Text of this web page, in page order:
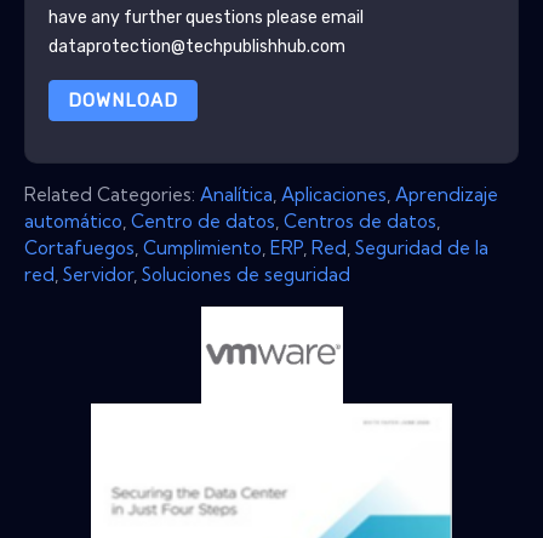
have any further questions please email
dataprotection@techpublishhub.com
DOWNLOAD
Related Categories: Analítica Aplicaciones Aprendizaje
automático Centro de datos Centros de datos
Cortafuegos Cumplimiento ERP Red Seguridad de la
red Servidor, Soluciones de seguridad